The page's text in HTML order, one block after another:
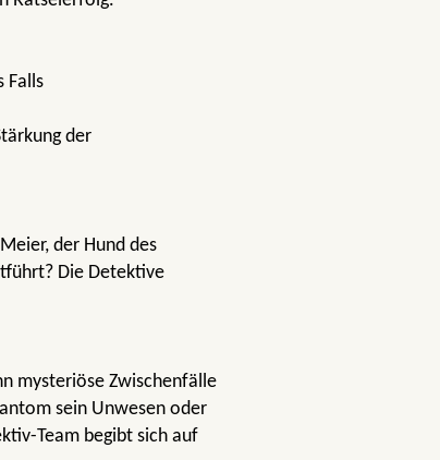
Falls
der
der Hund des
Die Detektive
mysteriöse Zwischenfälle
sein Unwesen oder
Team begibt sich auf